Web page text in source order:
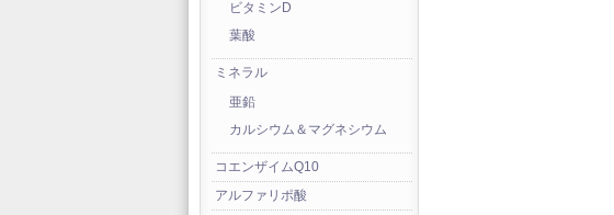
ビタミンD
葉酸
ミネラル
亜鉛
カルシウム＆マグネシウム
コエンザイムQ10
アルファリポ酸